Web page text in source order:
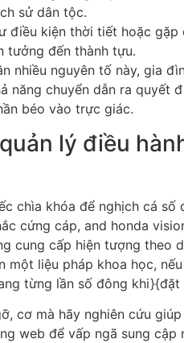
sử dân tộc.
điều kiện thời tiết hoặc gặp
tưởng đến thành tựu.
nhiều nguyên tố này, gia
năng chuyển dẫn ra quyết
béo vào trực giác.
lý điều
chìa khóa để nghịch cá số
cứng cáp, and honda
cung cấp hiện tượng theo
một liệu pháp khoa học,
từng lần số đông khi}{đặt
cơ mà hãy nghiên cứu
web để vấp ngã sung cập